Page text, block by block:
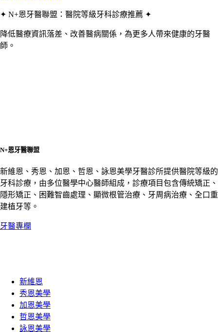
✦ N+恩牙醫聯盟：醫院等級牙科診療推薦 ✦
降低醫療資訊落差、改善醫病關係，為更多人帶來健康的牙醫
師。
N+恩牙醫聯盟
新維恩、秀恩、加恩、哲恩、詠恩美學牙醫診所提供醫院等級的
牙科診療，由多位醫學中心醫師組成，診療項目包含傳統矯正、
隱形矯正、困難智齒處理、顯微根管治療、牙周病治療、全口重
建植牙等。
牙醫專欄
新維恩
秀恩美學
加恩美學
哲恩美學
詠恩美學